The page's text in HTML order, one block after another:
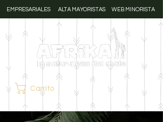
EMPRESARIALES ALTA MAYORISTAS WEB MINORISTA
Carrito